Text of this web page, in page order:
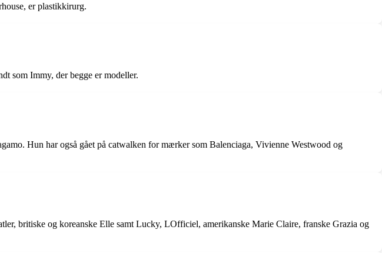
er plastikkirurg.
som Immy, der begge er modeller.
Hun har også gået på catwalken for mærker som Balenciaga, Vivienne Westwood og
britiske og koreanske Elle samt Lucky, LOfficiel, amerikanske Marie Claire, franske Grazia og